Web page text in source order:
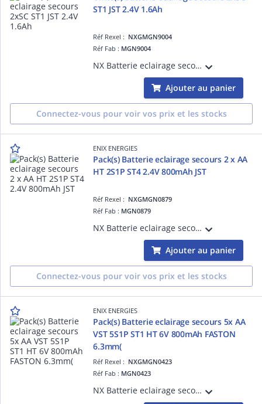
ST1 JST 2.4V 1.6Ah
Réf Rexel : NXGMGN9004
Réf Fab : MGN9004
NX Batterie eclairage secours 2xSC ST1 JST 2.4V 1.6Ah vendu par Unité(s)
Ajouter au panier
Connectez-vous pour voir vos prix et les stocks
ENIX ENERGIES
Pack(s) Batterie eclairage secours 2 x AA
HT 2S1P ST4 2.4V 800mAh JST
Réf Rexel : NXGMGN0879
Réf Fab : MGN0879
NX Batterie eclairage secours 2 x AA HT 2S1P ST4 2.4V 800mAh JST vendu par Pack(s)
Ajouter au panier
Connectez-vous pour voir vos prix et les stocks
ENIX ENERGIES
Pack(s) Batterie eclairage secours 5x AA
VST 5S1P ST1 HT 6V 800mAh FASTON
6.3mm(
Réf Rexel : NXGMGN0423
Réf Fab : MGN0423
NX Batterie eclairage secours 5x AA VST 5S1P ST1 HT 6V 800mAh FASTON 6.3mm(+) 4.8mm(-) vendu par Pack(s)